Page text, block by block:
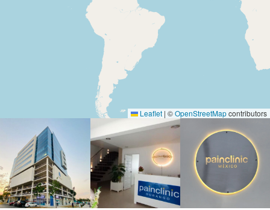
Leaflet | ©OpenStreetMapcontributors